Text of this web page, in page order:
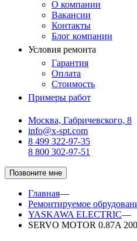
О компании
Вакансии
Контакты
Блог компании
Условия ремонта
Гарантия
Оплата
Стоимость
Примеры работ
Москва, Габричевского, 8
info@x-spt.com
8 499 322-97-35
8 800 302-97-51
Позвоните мне
Главная—
Ремонтируемое
YASKAWA ELECTRIC—
SERVO MOTOR 0.87A